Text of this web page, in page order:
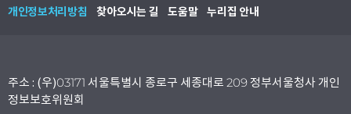
개인정보처리방침 찾아오시는 길 도움말 누리집 안내
주소 : (우)03171 서울특별시 종로구 세종대로 209 정부서울청사 개인
정보보호위원회